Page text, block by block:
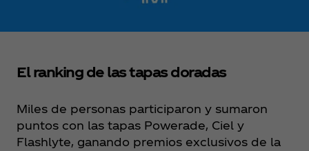
El ranking de las tapas doradas
Miles de personas participaron y sumaron
puntos con las tapas Powerade, Ciel y
Flashlyte, ganando premios exclusivos de la